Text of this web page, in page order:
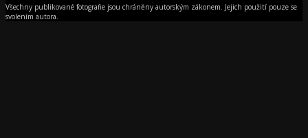
Všechny publikované fotografie jsou chráněny autorským zákonem. Jejich použití pouze se
svolením autora.